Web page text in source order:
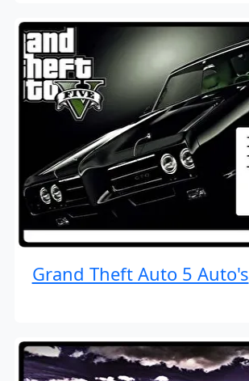
Grand Theft Auto 5 Auto's